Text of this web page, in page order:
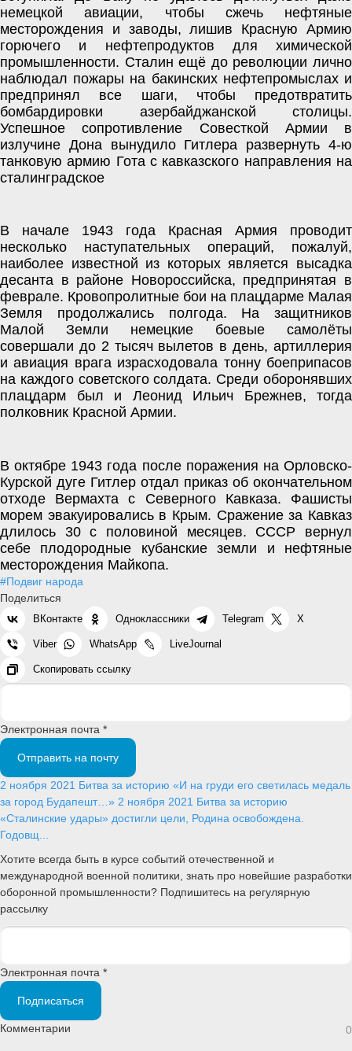
немецкой авиации, чтобы сжечь нефтяные
месторождения и заводы, лишив Красную Армию
горючего и нефтепродуктов для химической
промышленности. Сталин ещё до революции лично
наблюдал пожары на бакинских нефтепромыслах и
предпринял все шаги, чтобы предотвратить
бомбардировки азербайджанской столицы.
Успешное сопротивление Совесткой Армии в
излучине Дона вынудило Гитлера развернуть 4-ю
танковую армию Гота с кавказского направления на
сталинградское
В начале 1943 года Красная Армия проводит
несколько наступательных операций, пожалуй,
наиболее известной из которых является высадка
десанта в районе Новороссийска, предпринятая в
феврале. Кровопролитные бои на плацдарме Малая
Земля продолжались полгода. На защитников
Малой Земли немецкие боевые самолёты
совершали до 2 тысяч вылетов в день, артиллерия
и авиация врага израсходовала тонну боеприпасов
на каждого советского солдата. Среди оборонявших
плацдарм был и Леонид Ильич Брежнев, тогда
полковник Красной Армии.
В октябре 1943 года после поражения на Орловско-
Курской дуге Гитлер отдал приказ об окончательном
отходе Вермахта с Северного Кавказа. Фашисты
морем эвакуировались в Крым. Сражение за Кавказ
длилось 30 с половиной месяцев. СССР вернул
себе плодородные кубанские земли и нефтяные
месторождения Майкопа.
#Подвиг народа
Поделиться
ВКонтакте Одноклассники Telegram X
Viber WhatsApp LiveJournal
Скопировать ссылку
Электронная почта *
Отправить на почту
2 ноября 2021 Битва за историю «И на груди его светилась медаль
за город Будапешт…» 2 ноября 2021 Битва за историю
«Сталинские удары» достигли цели, Родина освобождена.
Годовщ...
Хотите всегда быть в курсе событий отечественной и
международной военной политики, знать про новейшие разработки
оборонной промышленности? Подпишитесь на регулярную
рассылку
Электронная почта *
Подписаться
Комментарии 0